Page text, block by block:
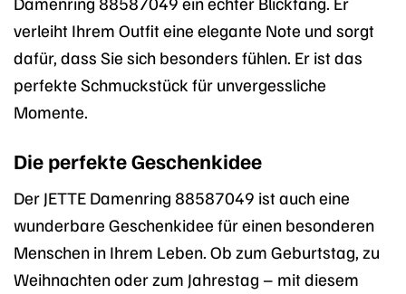
verleiht Ihrem Outfit eine elegante Note und sorgt
dafür, dass Sie sich besonders fühlen. Er ist das
perfekte Schmuckstück für unvergessliche
Momente.
Die perfekte Geschenkidee
Der JETTE Damenring 88587049 ist auch eine
wunderbare Geschenkidee für einen besonderen
Menschen in Ihrem Leben. Ob zum Geburtstag, zu
Weihnachten oder zum Jahrestag – mit diesem